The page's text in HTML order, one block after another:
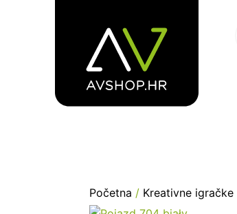
Početna / Kreativne igračke